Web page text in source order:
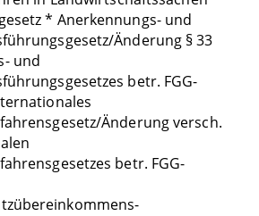
* Anerkennungs- und
Änderung § 33
und
betr. FGG-
Änderung versch.
betr. FGG-